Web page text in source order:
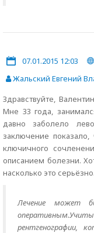
07.01.2015 12:03
Жальский Евгений
Здравствуйте,
Мне 33 года,
давно заболело
заключение
ключичного
описанием болезни.
насколько это
Лечение может
рентгенографии,